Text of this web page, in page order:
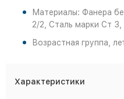
Материалы: Фанера
2/2, Сталь марки Ст
Возрастная группа,
Характеристики